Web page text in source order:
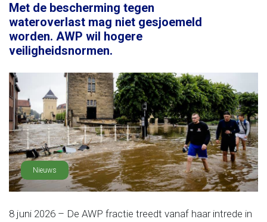
Met de bescherming tegen
wateroverlast mag niet gesjoemeld
worden. AWP wil hogere
veiligheidsnormen.
Nieuws
8 juni 2026 – De AWP fractie treedt vanaf haar intrede in